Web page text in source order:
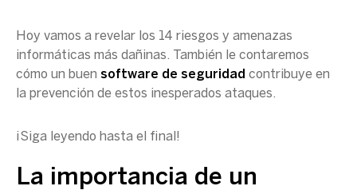
Hoy vamos a revelar los 14 riesgos y amenazas
informáticas más dañinas. También le contaremos
cómo un buen software de seguridad contribuye en
la prevención de estos inesperados ataques.
¡Siga leyendo hasta el final!
La importancia de un